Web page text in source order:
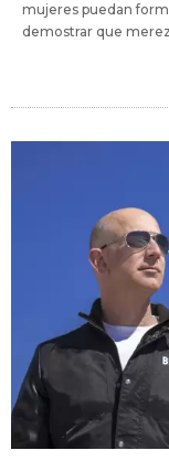
mujeres puedan
demostrar que